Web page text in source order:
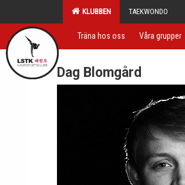
KLUBBEN TAEKWONDO
Träna hos oss Våra grupper
Dag Blomgård